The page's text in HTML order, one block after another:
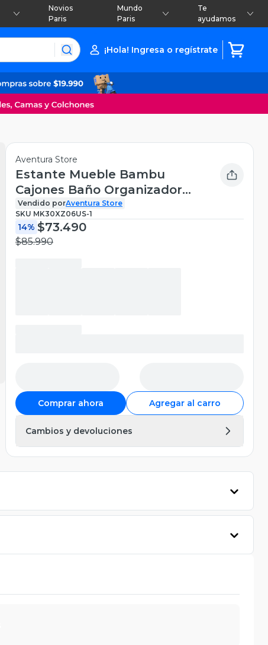
Novios
Paris
Mundo
Paris
Te
ayudamos
¡Hola! Ingresa o regístrate
Aventura Store
Estante Mueble Bambu
Cajones Baño Organizador
Negro
Vendido porAventura Store
SKU MK30XZ06US-1
14% $73.490
$85.990
Comprar ahora Agregar al carro
Cambios y devoluciones